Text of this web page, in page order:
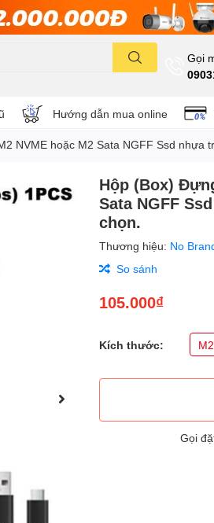
Gọi
Hướng dẫn mua online
NVME hoặc M2 Sata NGFF Ssd nhựa
Hộp (Box)
Sata NGFF
chọn.
Thương hiệu: No
So sánh
105.000₫
Kích thước:
Gọi